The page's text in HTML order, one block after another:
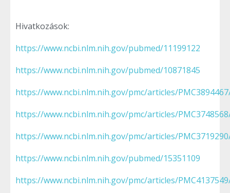
Hivatkozások:
https://www.ncbi.nlm.nih.gov/pubmed/11199122
https://www.ncbi.nlm.nih.gov/pubmed/10871845
https://www.ncbi.nlm.nih.gov/pmc/articles/
https://www.ncbi.nlm.nih.gov/pmc/articles/
https://www.ncbi.nlm.nih.gov/pmc/articles/
https://www.ncbi.nlm.nih.gov/pubmed/15351109
https://www.ncbi.nlm.nih.gov/pmc/articles/